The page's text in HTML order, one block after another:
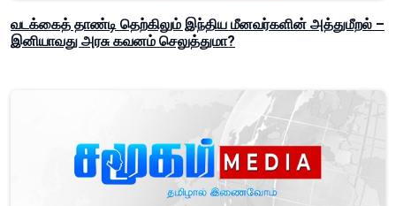
வடக்கைத் தாண்டி தெற்கிலும் இந்திய மீனவர்களின் அத்துமீறல் –
இனியாவது அரசு கவனம் செலுத்துமா?